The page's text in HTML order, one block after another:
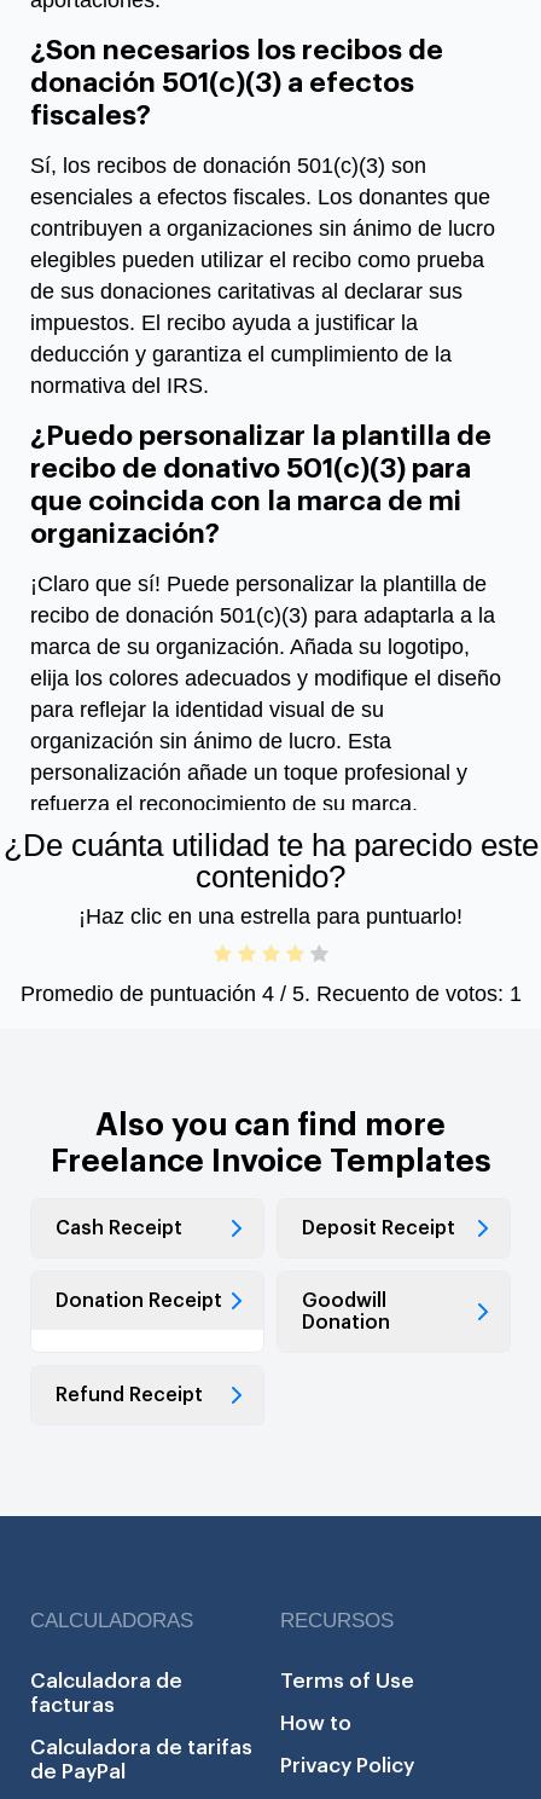
¿Son necesarios los recibos de
donación 501(c)(3) a efectos
fiscales?
Sí, los recibos de donación 501(c)(3) son
esenciales a efectos fiscales. Los donantes que
contribuyen a organizaciones sin ánimo de lucro
elegibles pueden utilizar el recibo como prueba
de sus donaciones caritativas al declarar sus
impuestos. El recibo ayuda a justificar la
deducción y garantiza el cumplimiento de la
normativa del IRS.
¿Puedo personalizar la plantilla de
recibo de donativo 501(c)(3) para
que coincida con la marca de mi
organización?
¡Claro que sí! Puede personalizar la plantilla de
recibo de donación 501(c)(3) para adaptarla a la
marca de su organización. Añada su logotipo,
elija los colores adecuados y modifique el diseño
para reflejar la identidad visual de su
organización sin ánimo de lucro. Esta
personalización añade un toque profesional y
refuerza el reconocimiento de su marca.
¿De cuánta utilidad te ha parecido este
contenido?
¡Haz clic en una estrella para puntuarlo!
Promedio de puntuación 4/ 5. Recuento de votos: 1
Also you can find more
Freelance Invoice Templates
Cash Receipt Deposit Receipt
Donation Receipt
Goodwill
Donation
Refund Receipt
CALCULADORAS
Calculadora de
facturas
Calculadora de tarifas
de PayPal
RECURSOS
Terms of Use
How to
Privacy Policy